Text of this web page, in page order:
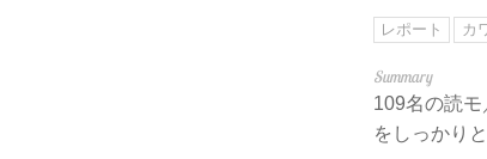
レポート カ
109名の読
をしっかり